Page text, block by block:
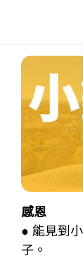
感恩
● 能見到
子。